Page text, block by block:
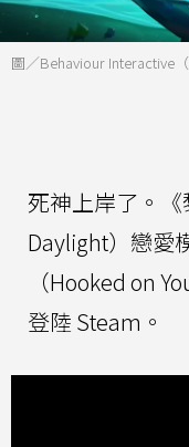
圖／Behaviour Interactive（
死神上岸了。
Daylight）戀愛
（Hooked on
登陸 Steam。